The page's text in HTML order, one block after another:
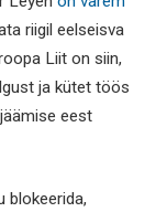
riigil eelseisva
Liit on siin,
ja kütet töös
eest
blokeerida,